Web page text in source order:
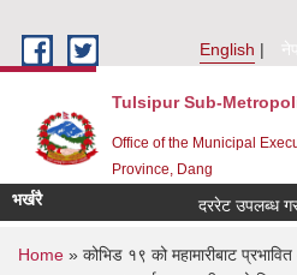
English
Tulsipur Sub-
Office of the Municipal
Province, Dang
भर्खरै दररेट उपलब्ध
You are here
Home» कोभिड १९ को महामारीबाट